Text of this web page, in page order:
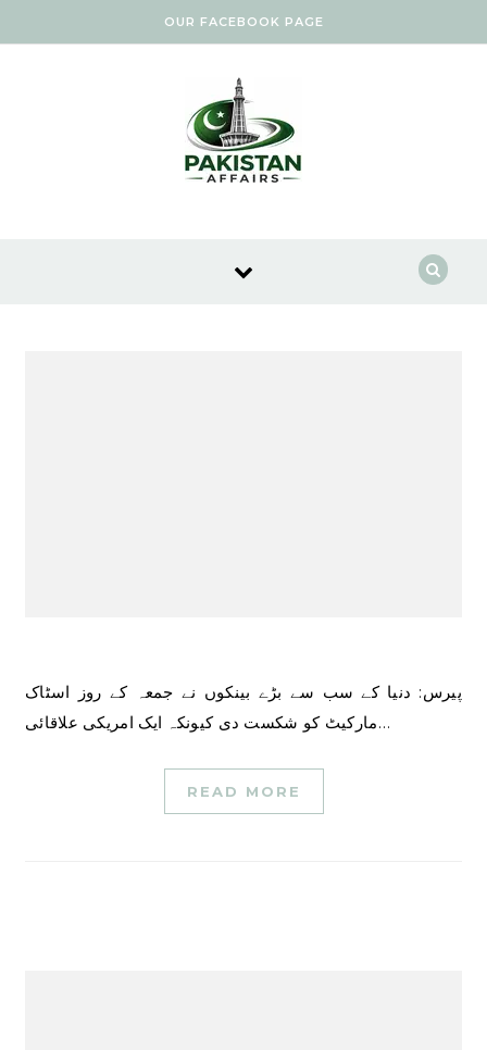
OUR FACEBOOK PAGE
پیرس: دنیا کے سب سے بڑے بینکوں نے جمعہ کے روز اسٹاک
مارکیٹ کو شکست دی کیونکہ ایک امریکی علاقائی…
READ MORE